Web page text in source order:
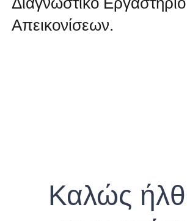
Απεικονίσεων.
Καλώς